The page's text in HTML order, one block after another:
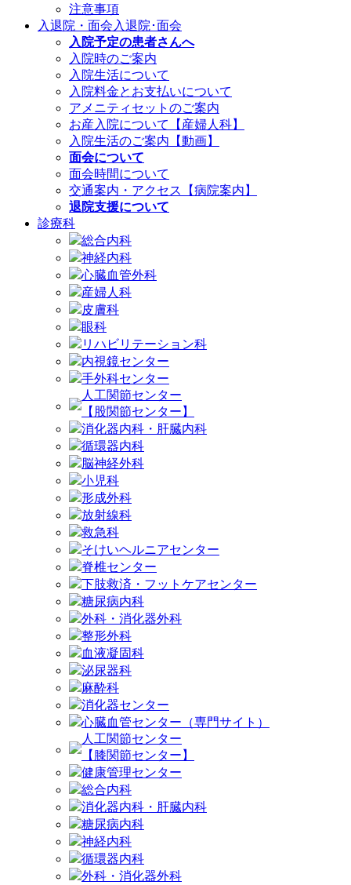
注意事項
入退院・面会 入退院･面会
入院予定の患者さんへ
入院時のご案内
入院生活について
入院料金とお支払いについて
アメニティセットのご案内
お産入院について【産婦人科】
入院生活のご案内【動画】
面会について
面会時間について
交通案内・アクセス【病院案内】
退院支援について
診療科
総合内科
神経内科
心臓血管外科
産婦人科
皮膚科
眼科
リハビリテーション科
内視鏡センター
手外科センター
人工関節センター
【股関節センター】
消化器内科・肝臓内科
循環器内科
脳神経外科
小児科
形成外科
放射線科
救急科
そけいヘルニアセンター
脊椎センター
下肢救済・フットケアセンター
糖尿病内科
外科・消化器外科
整形外科
血液凝固科
泌尿器科
麻酔科
消化器センター
心臓血管センター（専門サイト）
人工関節センター
【膝関節センター】
健康管理センター
総合内科
消化器内科・肝臓内科
糖尿病内科
神経内科
循環器内科
外科・消化器外科